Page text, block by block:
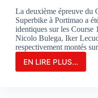
La deuxième épreuve du
Superbike à Portimao a
identiques sur les Course
Nicolo Bulega, Iker
respectivement montés
EN LIRE PLUS...
CARTON